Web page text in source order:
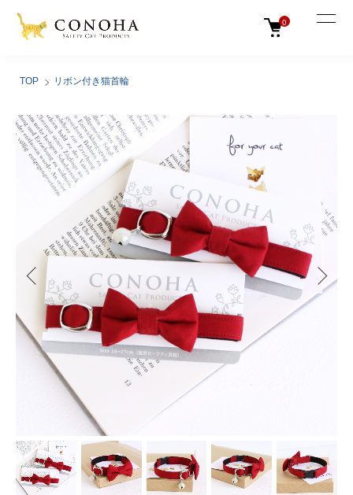
0
TOP リボン付き猫首輪